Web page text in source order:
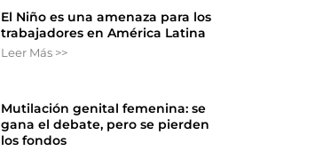
El Niño es una amenaza para los
trabajadores en América Latina
Leer Más >>
Mutilación genital femenina: se
gana el debate, pero se pierden
los fondos